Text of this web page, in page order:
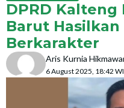
DPRD Kalteng
Barut
Berkarakter
Aris Kurnia
6 August 2025, 18:42